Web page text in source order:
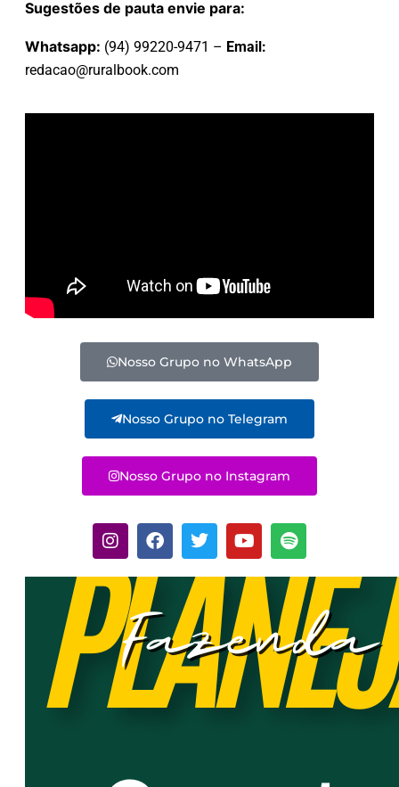
Sugestões de pauta envie para:
Whatsapp: (94) 99220-9471 – Email:
redacao@ruralbook.com
Nosso Grupo no WhatsApp
Nosso Grupo no Telegram
Nosso Grupo no Instagram